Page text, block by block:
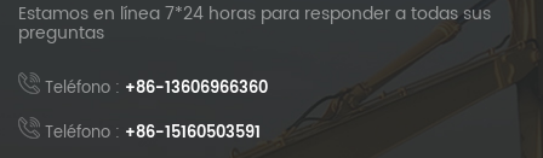
Estamos en línea 7*24 horas para responder a todas sus
preguntas
Teléfono : +86-13606966360
Teléfono : +86-15160503591